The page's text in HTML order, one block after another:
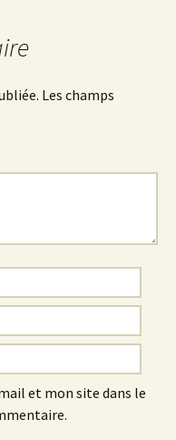
Les champs
et mon site dans le